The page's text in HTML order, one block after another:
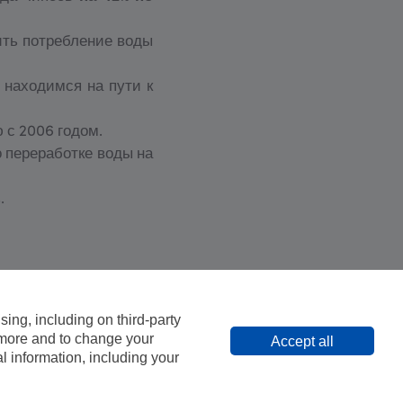
including on third-party
and to change your
information, including your
Accept all
потребление воды
на пути к
с 2006 годом.
воды на
использования cookie